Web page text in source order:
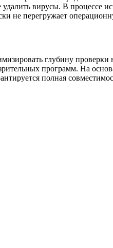
вирусы. В процессе
не перегружает
глубину
программ. На
полная